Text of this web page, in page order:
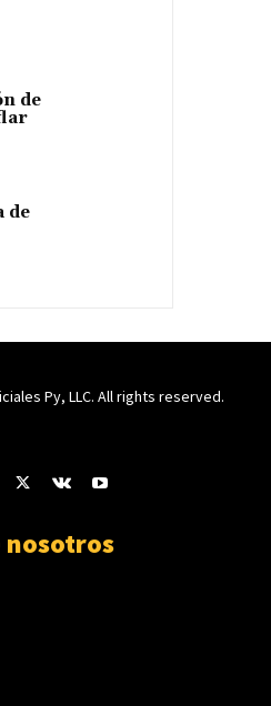
de
de
Py, LLC. All rights reserved.
nosotros